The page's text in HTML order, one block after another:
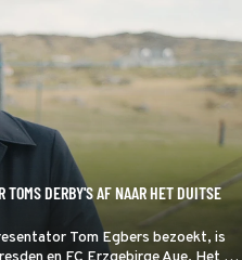
TOMS DERBY'S AF NAAR HET DUITSE
Tom Egbers bezoekt, is